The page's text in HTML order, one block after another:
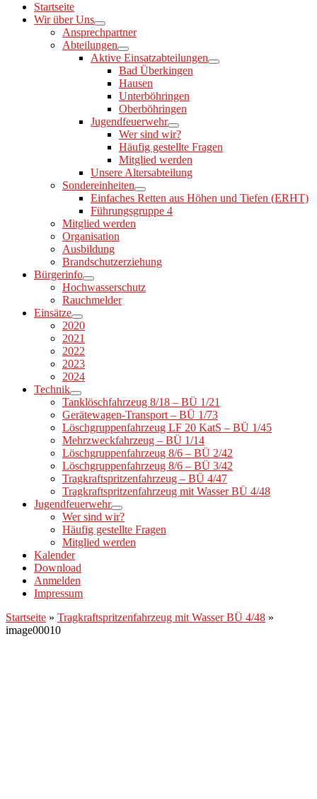
Startseite
Wir über Uns
Ansprechpartner
Abteilungen
Aktive Einsatzabteilungen
Bad Überkingen
Hausen
Unterböhringen
Oberböhringen
Jugendfeuerwehr
Wer sind wir?
Häufig gestellte Fragen
Mitglied werden
Unsere Altersabteilung
Sondereinheiten
Einfaches Retten aus Höhen und Tiefen (ERHT)
Führungsgruppe 4
Mitglied werden
Organisation
Ausbildung
Brandschutzerziehung
Bürgerinfo
Hochwasserschutz
Rauchmelder
Einsätze
2020
2021
2022
2023
2024
Technik
Tanklöschfahrzeug 8/18 – BÜ 1/21
Gerätewagen-Transport – BÜ 1/73
Löschgruppenfahrzeug LF 20 KatS – BÜ 1/45
Mehrzweckfahrzeug – BÜ 1/14
Löschgruppenfahrzeug 8/6 – BÜ 2/42
Löschgruppenfahrzeug 8/6 – BÜ 3/42
Tragkraftspritzenfahrzeug – BÜ 4/47
Tragkraftspritzenfahrzeug mit Wasser BÜ 4/48
Jugendfeuerwehr
Wer sind wir?
Häufig gestellte Fragen
Mitglied werden
Kalender
Download
Anmelden
Impressum
Startseite » Tragkraftspritzenfahrzeug mit Wasser BÜ 4/48 »
image00010